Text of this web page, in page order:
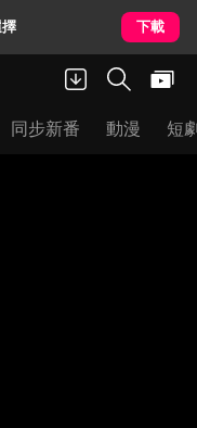
下載
同步新番 動漫 短